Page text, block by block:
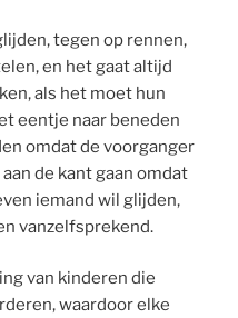
tegen op rennen,
en het gaat altijd
als het moet hun
eentje naar beneden
omdat de voorganger
de kant gaan omdat
iemand wil glijden,
vanzelfsprekend.
van kinderen die
waardoor elke